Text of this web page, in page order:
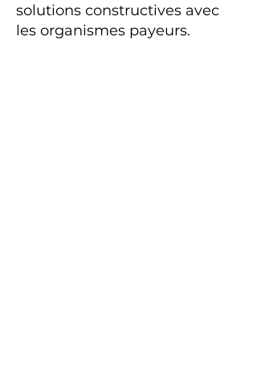
solutions constructives avec
les organismes payeurs.